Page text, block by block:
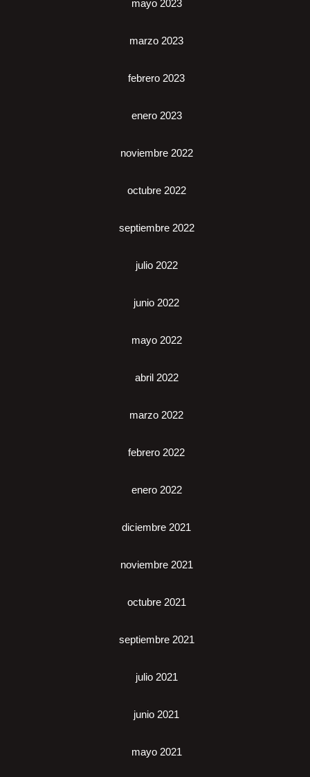
mayo 2023
marzo 2023
febrero 2023
enero 2023
noviembre 2022
octubre 2022
septiembre 2022
julio 2022
junio 2022
mayo 2022
abril 2022
marzo 2022
febrero 2022
enero 2022
diciembre 2021
noviembre 2021
octubre 2021
septiembre 2021
julio 2021
junio 2021
mayo 2021